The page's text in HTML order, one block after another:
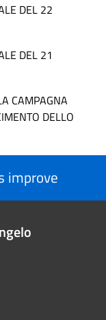
DEL 22
DEL 21
CAMPAGNA
DELLO
improve